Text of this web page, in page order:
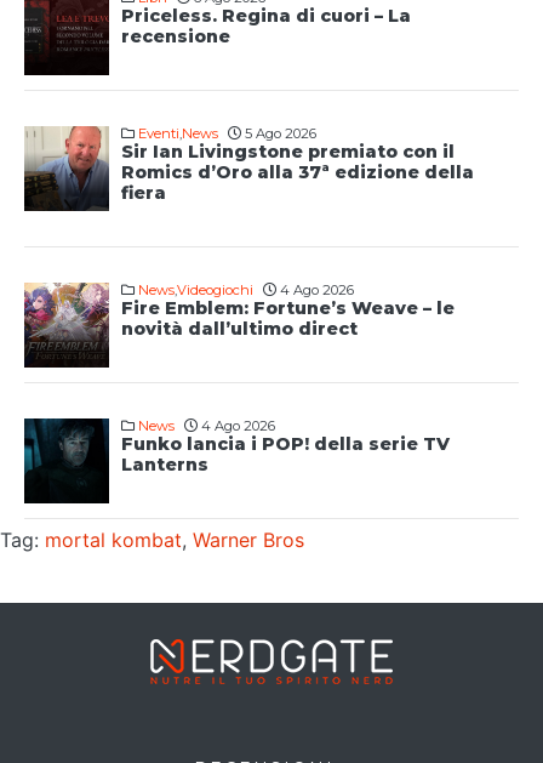
Priceless. Regina di cuori – La
recensione
Eventi,News 5 Ago 2026
Sir Ian Livingstone premiato con il
Romics d’Oro alla 37ª edizione della
fiera
News,Videogiochi 4 Ago 2026
Fire Emblem: Fortune’s Weave – le
novità dall’ultimo direct
News 4 Ago 2026
Funko lancia i POP! della serie TV
Lanterns
Tag: mortal kombat, Warner Bros